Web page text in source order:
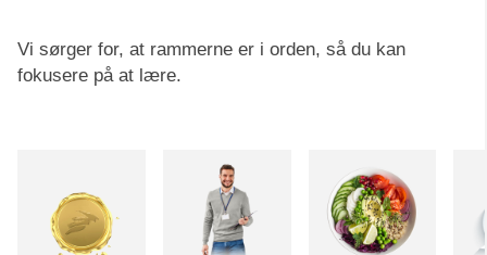
Vi sørger for, at rammerne er i orden, så du kan
fokusere på at lære.